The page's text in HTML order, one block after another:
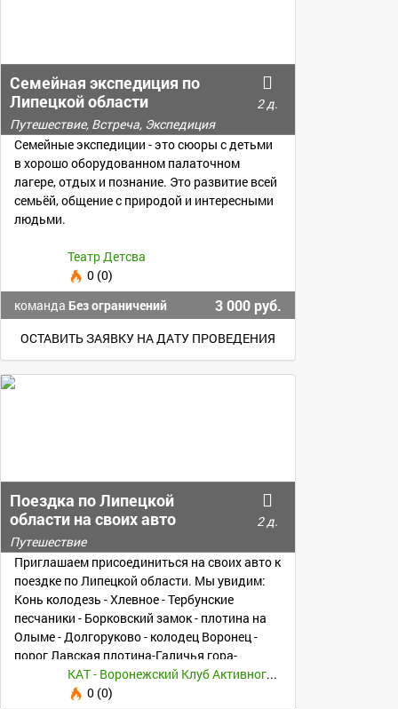
Семейная экспедиция по
Липецкой области
2 д.
Путешествие, Встреча, Экспедиция
Семейные экспедиции - это сюоры с детьми
в хорошо оборудованном палаточном
лагере, отдых и познание. Это развитие всей
семьёй, общение с природой и интересными
людьми.
Театр Детсва
0 (0)
команда Без ограничений 3 000 руб.
ОСТАВИТЬ ЗАЯВКУ НА ДАТУ ПРОВЕДЕНИЯ
Поездка по Липецкой
области на своих авто
2 д.
Путешествие
Приглашаем присоединиться на своих авто к
поездке по Липецкой области. Мы увидим:
Конь колодезь - Хлевное - Тербунские
песчаники - Борковский замок - плотина на
Олыме - Долгоруково - колодец Воронец -
порог Лавская плотина-Галичья гора-
Задонск и др.
КАТ - Воронежский Клуб Активного Туризма и Альпинизма
0 (0)